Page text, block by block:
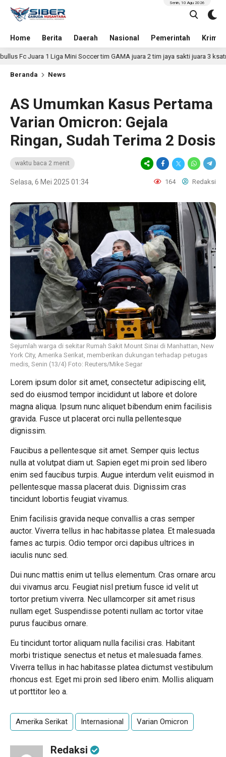
Home Berita Daerah Nasional Pemerintah
Senin, 10 Agu 2026
1 Liga Mini Soccer tim GAMA juara 2 tim jaya sakti juara 3 ksatria muda
Beranda News
AS Umumkan Kasus Pertama
Varian Omicron: Gejala
Ringan, Sudah Terima 2 Dosis
waktu baca 2 menit
Selasa, 6 Mei 2025 01:34 164 Redaksi
Sejumlah warga di sekitar Rumah Sakit Mount Sinai di Manhattan, New
York City, Amerika Serikat, memberikan dukungan terhadap petugas
medis, Senin (13/4) Foto: Reuters/Mike Segar
Lorem ipsum dolor sit amet, consectetur adipiscing elit,
sed do eiusmod tempor incididunt ut labore et dolore
magna aliqua. Ipsum nunc aliquet bibendum enim facilisis
gravida. Fusce ut placerat orci nulla pellentesque
dignissim.
Faucibus a pellentesque sit amet. Semper quis lectus
nulla at volutpat diam ut. Sapien eget mi proin sed libero
enim sed faucibus turpis. Augue interdum velit euismod in
pellentesque massa placerat duis. Dignissim cras
tincidunt lobortis feugiat vivamus.
Enim facilisis gravida neque convallis a cras semper
auctor. Viverra tellus in hac habitasse platea. Et malesuada
fames ac turpis. Odio tempor orci dapibus ultrices in
iaculis nunc sed.
Dui nunc mattis enim ut tellus elementum. Cras ornare arcu
dui vivamus arcu. Feugiat nisl pretium fusce id velit ut
tortor pretium viverra. Nec ullamcorper sit amet risus
nullam eget. Suspendisse potenti nullam ac tortor vitae
purus faucibus ornare.
Eu tincidunt tortor aliquam nulla facilisi cras. Habitant
morbi tristique senectus et netus et malesuada fames.
Viverra tellus in hac habitasse platea dictumst vestibulum
rhoncus est. Eget mi proin sed libero enim. Mollis aliquam
ut porttitor leo a.
Amerika Serikat Internasional Varian Omicron
Redaksi